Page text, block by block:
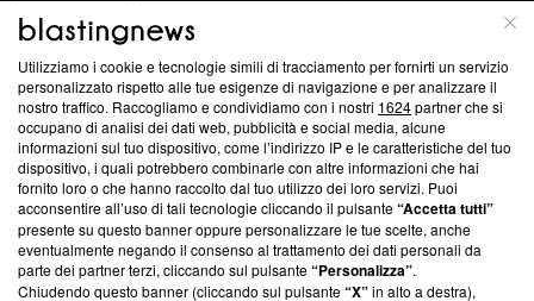
ABOUT
Questa sezione offre informazioni trasparenti su Blasting
News, sui nostri processi editoriali e su come ci impegniamo a
creare news di qualità. Inoltre, afferma la nostra aderenza a
‘Trust Project - News with Integrity’Blasting News non è
ancora membro del programma, ma ha richiesto di farne
parte; Trust Project non ha ancora effettuato una verifica di
conformità agli standard.
Su di noi
Utilizziamo i cookie e tecnologie simili di tracciamento per fornirti un servizio
personalizzato rispetto alle tue esigenze di navigazione e per analizzare il
nostro traffico. Raccogliamo e condividiamo con i nostri 1624partner che si
occupano di analisi dei dati web, pubblicità e social media, alcune
informazioni sul tuo dispositivo, come l’indirizzo IP e le caratteristiche del tuo
dispositivo, i quali potrebbero combinarle con altre informazioni che hai
fornito loro o che hanno raccolto dal tuo utilizzo dei loro servizi. Puoi
acconsentire all’uso di tali tecnologie cliccando il pulsante“Accetta tutti”
presente su questo banner oppure personalizzare le tue scelte, anche
eventualmente negando il consenso al trattamento dei dati personali da
parte dei partner terzi, cliccando sul pulsante“Personalizza”.
Chiudendo questo banner (cliccando sul pulsante“X”in alto a destra),